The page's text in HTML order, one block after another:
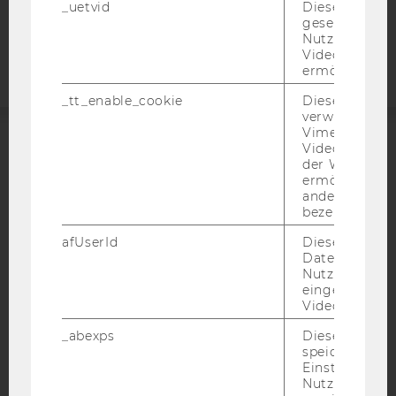
Barrierefreiheitserklärung
_uetvid
Dieses
gesetzt, um
Nutzung des
Videoplayers
ermöglichen
_tt_enable_cookie
Dieses
verwendet,
Vimeo-
der WU-
ermöglichen
andere nicht
bezeichnete
afUserId
Dieses
Daten von
Videos
_abexps
Dieses Cookie
speichert
Nutzer*in, zB.